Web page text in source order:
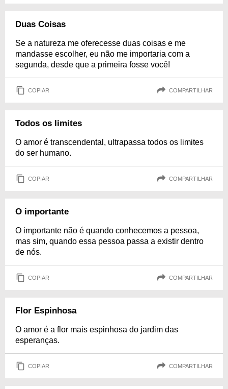
Duas Coisas
Se a natureza me oferecesse duas coisas e me
mandasse escolher, eu não me importaria com a
segunda, desde que a primeira fosse você!
COPIAR COMPARTILHAR
Todos os limites
O amor é transcendental, ultrapassa todos os limites
do ser humano.
COPIAR COMPARTILHAR
O importante
O importante não é quando conhecemos a pessoa,
mas sim, quando essa pessoa passa a existir dentro
de nós.
COPIAR COMPARTILHAR
Flor Espinhosa
O amor é a flor mais espinhosa do jardim das
esperanças.
COPIAR COMPARTILHAR